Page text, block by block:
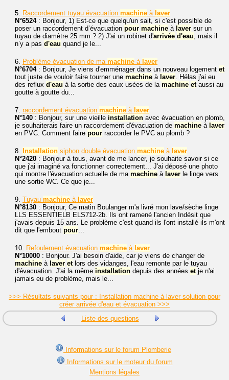
5. Raccordement tuyau évacuation machine à laver
N°6524: Bonjour, 1) Est-ce que quelqu'un sait, si c'est possible de
poser un raccordement d’évacuation pour machine à laver sur un
tuyau de diamètre 25 mm ? 2) J'ai un robinet d'arrivée d'eau, mais il
n’y a pas d'eau quand je le...
6. Problème évacuation de ma machine à laver
N°6704: Bonjour, Je viens d'emménager dans un nouveau logement et
tout juste de vouloir faire tourner une machine à laver. Hélas j'ai eu
des reflux d'eau à la sortie des eaux usées de la machine etaussi au
goutte à goutte du...
7. raccordement évacuation machine à laver
N°140 : Bonjour, sur une vieille installation avec évacuation en plomb,
je souhaiterais faire un raccordement d'évacuation de machine à laver
en PVC. Comment faire pour raccorder le PVC au plomb ?
8. Installation siphon double évacuation machine à laver
N°2420 : Bonjour à tous, avant de me lancer, je souhaite savoir si ce
que j'ai imaginé va fonctionner correctement... J'ai déposé une photo
qui montre l'évacuation actuelle de ma machine à laver le linge vers
une sortie WC. Ce que je...
9. Tuyau machine à laver
N°8130 : Bonjour, Ce matin Boulanger m'a livré mon lave/sèche linge
LLS ESSENTIELB ELS712-2b. Ils ont ramené l'ancien Indésit que
j'avais depuis 15 ans. Le problème c'est quand ils l'ont installé ils m'ont
dit que l'embout pour...
10. Refoulement évacuation machine à laver
N°10000 : Bonjour. J'ai besoin d'aide, car je viens de changer de
machine à laver etlors des vidanges, l'eau remonte par le tuyau
d'évacuation. J'ai la même installation depuis des années etje n'ai
jamais eu de problème, mais le...
>>> Résultats suivants pour : Installation machine à laver solution pour
créer arrivée d'eau et évacuation >>>
Liste des questions
Informations sur le forum Plomberie
Informations sur le moteur du forum
Mentions légales